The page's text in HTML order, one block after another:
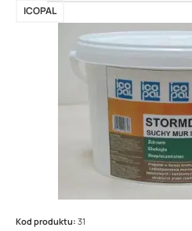
ICOPAL
Kod produktu: 31